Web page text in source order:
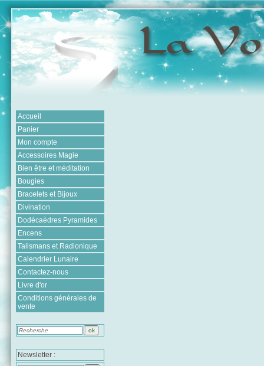
Accueil
Panier
Mon compte
Accessoires Magie
Bien être et méditation
Bougies
Bracelets et Bijoux
Divination
Dodécaèdres Pyramides
Encens
Talismans et Radionique
Calendrier Lunaire
Contactez-nous
Livre d'or
Conditions générales de
vente
Newsletter :